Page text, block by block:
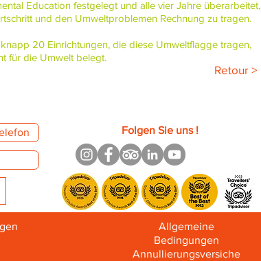
Education festgelegt und alle vier Jahre überarbeitet,
und den Umweltproblemen Rechnung zu tragen.
20 Einrichtungen, die diese Umweltflagge tragen,
für die Umwelt belegt.
Retour >
Folgen Sie uns !
Allgemeine
Bedingungen
Annullierungsversiche